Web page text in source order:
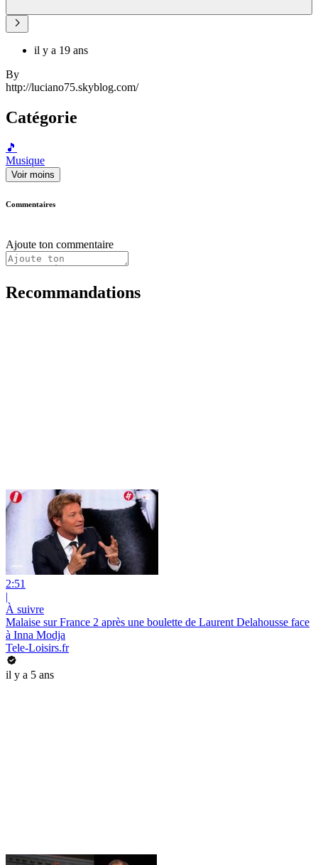
il y a 19 ans
By
http://luciano75.skyblog.com/
Catégorie
🎵
Musique
Voir moins
Commentaires
Ajoute ton commentaire
Recommandations
2:51
|
À suivre
Malaise sur France 2 après une boulette de Laurent Dela­housse face
à Inna Modja
Tele-Loisirs.fr
il y a 5 ans